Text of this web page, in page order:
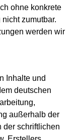
ohne konkrete
zumutbar.
werden wir
Inhalte und
deutschen
außerhalb der
der schriftlichen